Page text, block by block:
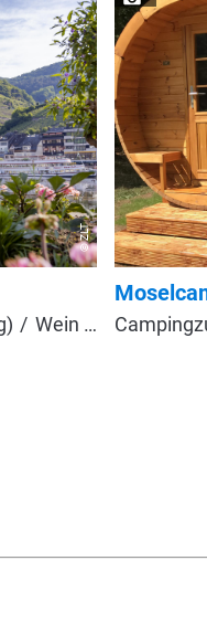
© ZLT
Wein & Kulinarik (Saisonverlängerung)